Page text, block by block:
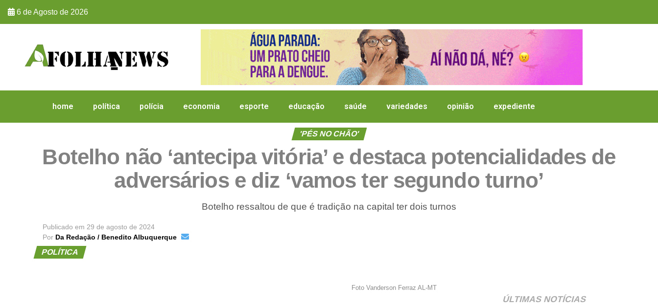
6 de Agosto de 2026
home política polícia economia esporte educação saúde variedades opinião expediente
'PÉS NO CHÃO'
Botelho não ‘antecipa vitória’ e destaca potencialidades de
adversários e diz ‘vamos ter segundo turno’
Botelho ressaltou de que é tradição na capital ter dois turnos
Publicado em 29 de agosto de 2024
Por Da Redação / Benedito Albuquerque
POLÍTICA
Foto Vanderson Ferraz AL-MT
ÚLTIMAS NOTÍCIAS